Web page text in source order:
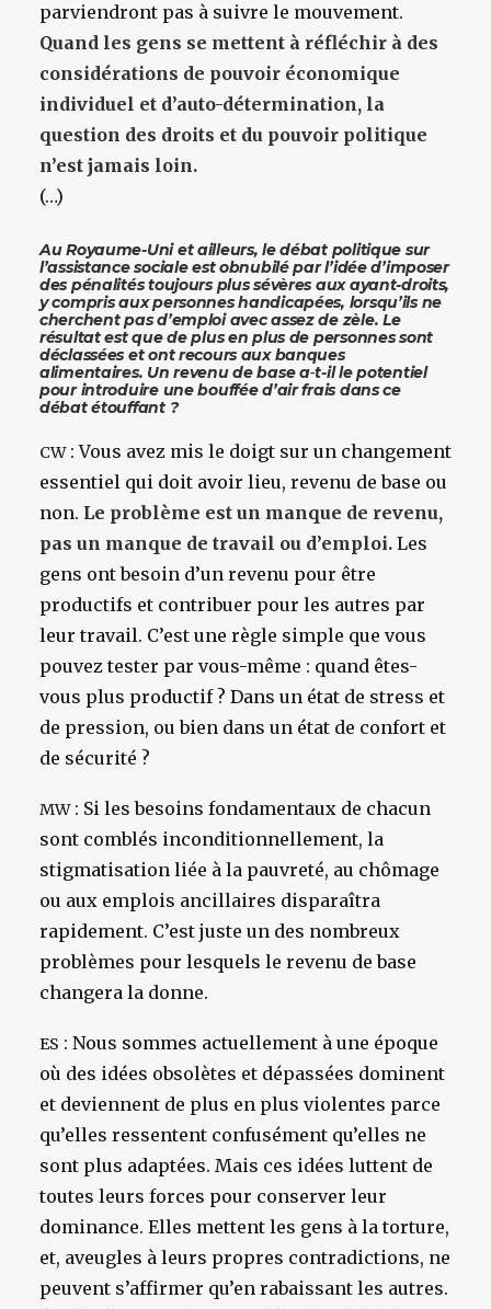
parviendront pas à suivre le mouvement.
Quand les gens se mettent à réfléchir à des
considérations de pouvoir économique
individuel et d’auto-détermination, la
question des droits et du pouvoir politique
n’est jamais loin.
(…)
Au Royaume-Uni et ailleurs, le débat politique sur
l’assistance sociale est obnubilé par l’idée d’imposer
des pénalités toujours plus sévères aux ayant-droits,
y compris aux personnes handicapées, lorsqu’ils ne
cherchent pas d’emploi avec assez de zèle. Le
résultat est que de plus en plus de personnes sont
déclassées et ont recours aux banques
alimentaires. Un revenu de base a‑t-il le potentiel
pour introduire une bouffée d’air frais dans ce
débat étouffant ?
CW: Vous avez mis le doigt sur un changement
essentiel qui doit avoir lieu, revenu de base ou
non. Le problème est un manque de revenu,
pas un manque de travail ou d’emploi. Les
gens ont besoin d’un revenu pour être
productifs et contribuer pour les autres par
leur travail. C’est une règle simple que vous
pouvez tester par vous-même : quand êtes-
vous plus productif ? Dans un état de stress et
de pression, ou bien dans un état de confort et
de sécurité ?
MW: Si les besoins fondamentaux de chacun
sont comblés inconditionnellement, la
stigmatisation liée à la pauvreté, au chômage
ou aux emplois ancillaires disparaîtra
rapidement. C’est juste un des nombreux
problèmes pour lesquels le revenu de base
changera la donne.
ES : Nous sommes actuellement à une époque
où des idées obsolètes et dépassées dominent
et deviennent de plus en plus violentes parce
qu’elles ressentent confusément qu’elles ne
sont plus adaptées. Mais ces idées luttent de
toutes leurs forces pour conserver leur
dominance. Elles mettent les gens à la torture,
et, aveugles à leurs propres contradictions, ne
peuvent s’affirmer qu’en rabaissant les autres.